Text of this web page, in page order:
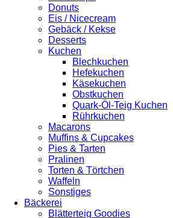
Donuts
Eis / Nicecream
Gebäck / Kekse
Desserts
Kuchen
Blechkuchen
Hefekuchen
Käsekuchen
Obstkuchen
Quark-Öl-Teig Kuchen
Rührkuchen
Macarons
Muffins & Cupcakes
Pies & Tarten
Pralinen
Torten & Törtchen
Waffeln
Sonstiges
Bäckerei
Blätterteig Goodies